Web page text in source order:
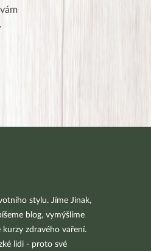
stylu. Jíme Jinak,
blog, vymýšlíme
zdravého vaření.
lidi - proto své